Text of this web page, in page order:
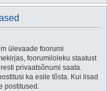
ülevaade foorumi
foorumiloleku staatust
privaatsõnumi saata.
ka esile tõsta. Kui lisad
postitused.